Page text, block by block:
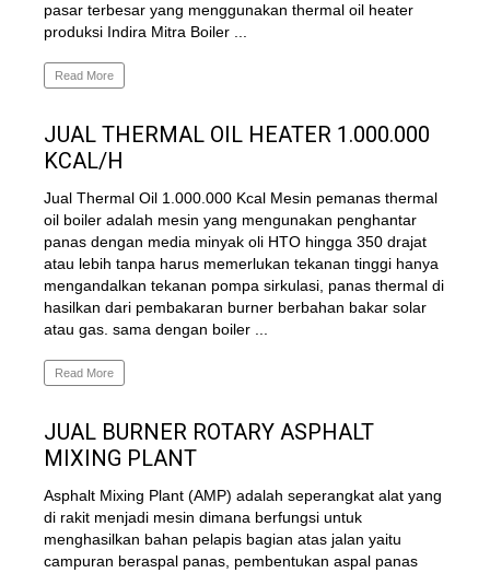
pasar terbesar yang menggunakan thermal oil heater
produksi Indira Mitra Boiler ...
Read More
JUAL THERMAL OIL HEATER 1.000.000
KCAL/H
Jual Thermal Oil 1.000.000 Kcal Mesin pemanas thermal
oil boiler adalah mesin yang mengunakan penghantar
panas dengan media minyak oli HTO hingga 350 drajat
atau lebih tanpa harus memerlukan tekanan tinggi hanya
mengandalkan tekanan pompa sirkulasi, panas thermal di
hasilkan dari pembakaran burner berbahan bakar solar
atau gas. sama dengan boiler ...
Read More
JUAL BURNER ROTARY ASPHALT
MIXING PLANT
Asphalt Mixing Plant (AMP) adalah seperangkat alat yang
di rakit menjadi mesin dimana berfungsi untuk
menghasilkan bahan pelapis bagian atas jalan yaitu
campuran beraspal panas, pembentukan aspal panas